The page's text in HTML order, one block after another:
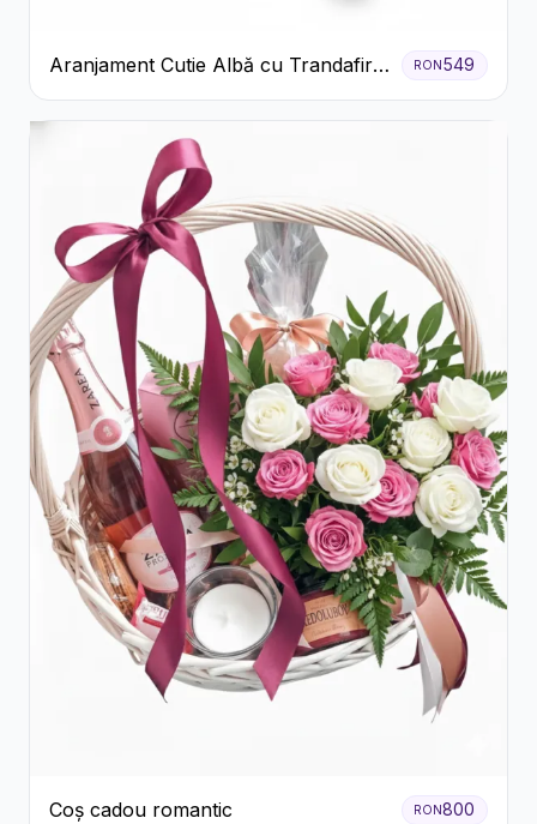
Aranjament Cutie Albă cu Trandafiri
Roșii și Raffaello
RON549
Coș cadou romantic RON800